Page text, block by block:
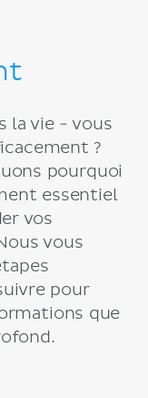
la vie - vous
?
pourquoi
essentiel
vos
vous
pour
que